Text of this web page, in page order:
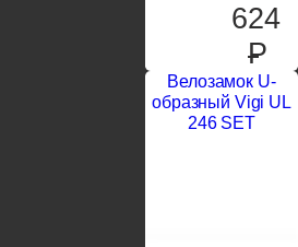
624
P
Велозамок U-
образный Vigi UL
246 SET